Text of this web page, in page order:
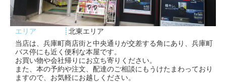
エリア
北東エリア
当店は、兵庫町商店街と中央通りが交差する角にあり、兵庫町
バス停にも近く便利な本屋です。
お買い物や会社帰りにお立ち寄りください。
また、本の予約や注文、配達のご相談にもうけたまわっており
ますので、お気軽にお越しください。